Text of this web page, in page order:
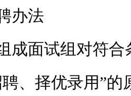
办法
成面试组对符
、择优录用”